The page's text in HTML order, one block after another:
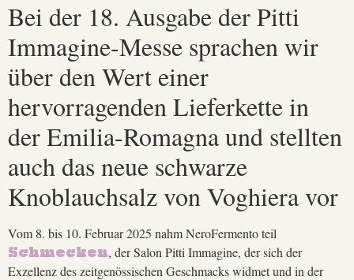
Bei der 18. Ausgabe der Pitti
Immagine-Messe sprachen wir
über den Wert einer
hervorragenden Lieferkette in
der Emilia-Romagna und stellten
auch das neue schwarze
Knoblauchsalz von Voghiera vor
Vom 8. bis 10. Februar 2025 nahm NeroFermento teil
Schmecken, der Salon Pitti Immagine, der sich der
Exzellenz des zeitgenössischen Geschmacks widmet und in der